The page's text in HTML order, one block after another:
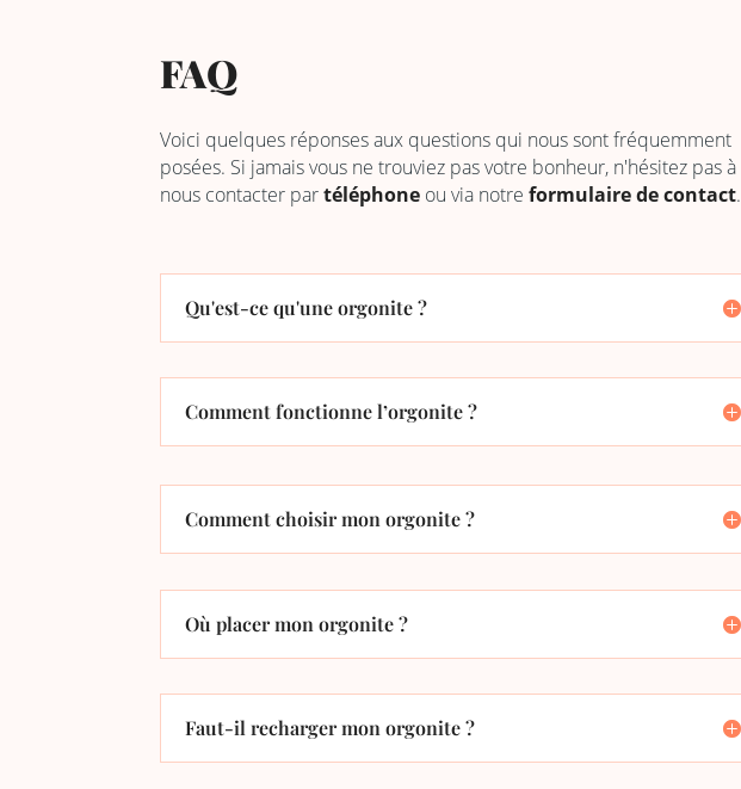
FAQ
Voici quelques réponses aux questions qui nous sont fréquemment
posées. Si jamais vous ne trouviez pas votre bonheur, n'hésitez pas à
nous contacter partéléphone ou via notreformulaire de contact.
Qu'est-ce qu'une orgonite ?
Comment fonctionne l’orgonite ?
Comment choisir mon orgonite ?
Où placer mon orgonite ?
Faut-il recharger mon orgonite ?